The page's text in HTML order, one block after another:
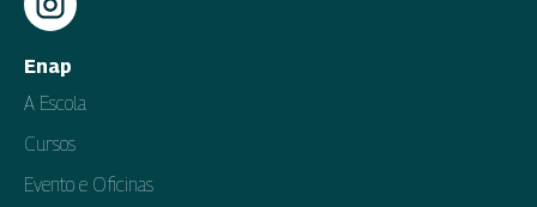
Enap
A Escola
Cursos
Evento e Oficinas